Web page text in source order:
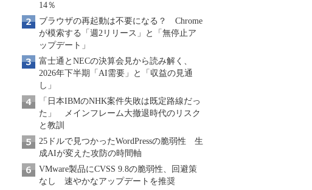
14％
ブラウザの再起動は不要になる？ Chrome
が模索する「週2リリース」と「無停止ア
ップデート」
富士通とNECの決算会見から読み解く、
2026年下半期「AI需要」と「収益の見通
し」
「日本IBMのNHK案件失敗は既定路線だっ
た」 メインフレーム大撤退時代のリスク
と教訓
25ドルで見つかったWordPressの脆弱性 生
成AIが変えた攻防の時間軸
VMware製品にCVSS 9.8の脆弱性、回避策
なし 速やかなアップデートを推奨